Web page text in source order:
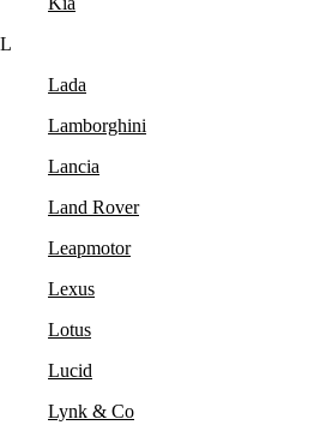
L
Lada
Lamborghini
Lancia
Land Rover
Leapmotor
Lexus
Lotus
Lucid
Lynk & Co